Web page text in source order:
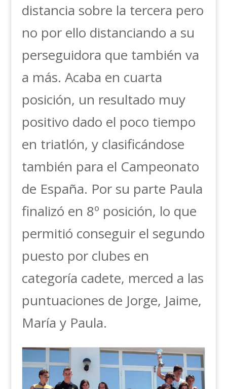
distancia sobre la tercera pero
no por ello distanciando a su
perseguidora que también va
a más. Acaba en cuarta
posición, un resultado muy
positivo dado el poco tiempo
en triatlón, y clasificándose
también para el Campeonato
de España. Por su parte Paula
finalizó en 8º posición, lo que
permitió conseguir el segundo
puesto por clubes en
categoría cadete, merced a las
puntuaciones de Jorge, Jaime,
María y Paula.